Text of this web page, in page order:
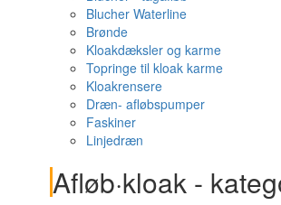
Blucher Waterline
Brønde
Kloakdæksler og karme
Topringe til kloak karme
Kloakrensere
Dræn- afløbspumper
Faskiner
Linjedræn
Afløb·kloak -